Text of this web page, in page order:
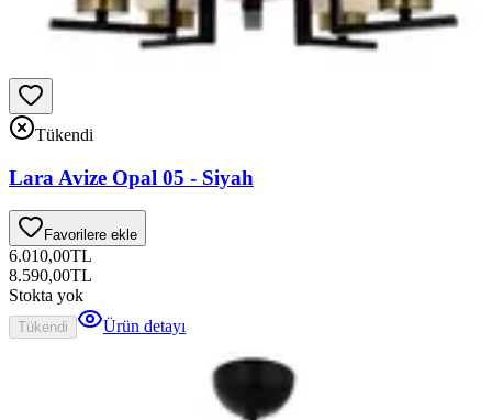
Tükendi
Lara Avize Opal 05 - Siyah
Favorilere ekle
6.010,00TL
8.590,00TL
Stokta yok
Tükendi Ürün detayı